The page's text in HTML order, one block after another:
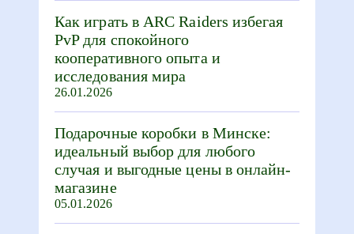
Как играть в ARC Raiders избегая
PvP для спокойного
кооперативного опыта и
исследования мира
26.01.2026
Подарочные коробки в Минске:
идеальный выбор для любого
случая и выгодные цены в онлайн-
магазине
05.01.2026